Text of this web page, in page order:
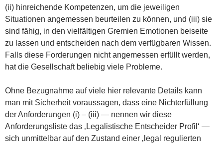
(ii) hinreichende Kompetenzen, um die jeweiligen
Situationen angemessen beurteilen zu können, und (iii) sie
sind fähig, in den vielfältigen Gremien Emotionen beiseite
zu lassen und entscheiden nach dem verfügbaren Wissen.
Falls diese Forderungen nicht angemessen erfüllt werden,
hat die Gesellschaft beliebig viele Probleme.
Ohne Bezugnahme auf viele hier relevante Details kann
man mit Sicherheit voraussagen, dass eine Nichterfüllung
der Anforderungen (i) – (iii) — nennen wir diese
Anforderungsliste das ‚Legalistische Entscheider Profil‘ —
sich unmittelbar auf den Zustand einer ‚legal regulierten